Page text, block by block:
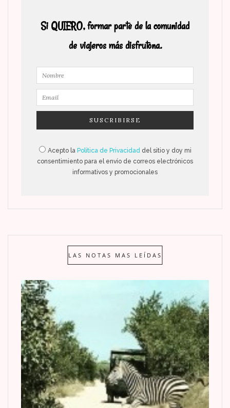
Si QUIERO, formar parte de la comunidad
de viajeros más disfrutona.
Acepto la Política de Privacidad del sitio y doy mi
consentimiento para el envío de correos electrónicos
informativos y promocionales
LAS NOTAS MAS LEÍDAS